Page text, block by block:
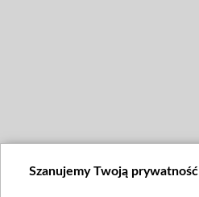
Szanujemy Twoją prywatność